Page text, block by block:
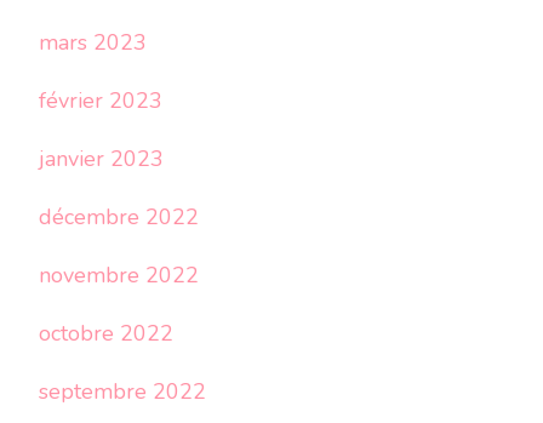
mars 2023
février 2023
janvier 2023
décembre 2022
novembre 2022
octobre 2022
septembre 2022